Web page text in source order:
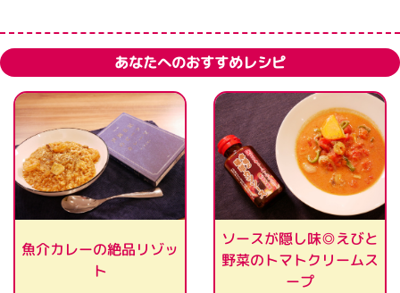
あなたへのおすすめレシピ
魚介カレーの絶品リゾッ
ト
ソースが隠し味◎えびと
野菜のトマトクリームス
ープ